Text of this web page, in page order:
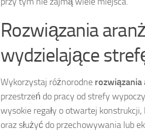
Rozwiązania
wydzielające
Wykorzystaj różnorodne rozwiązania
przestrzeń do pracy od strefy
wysokie regały o otwartej
oraz służyć do przechowywania lub